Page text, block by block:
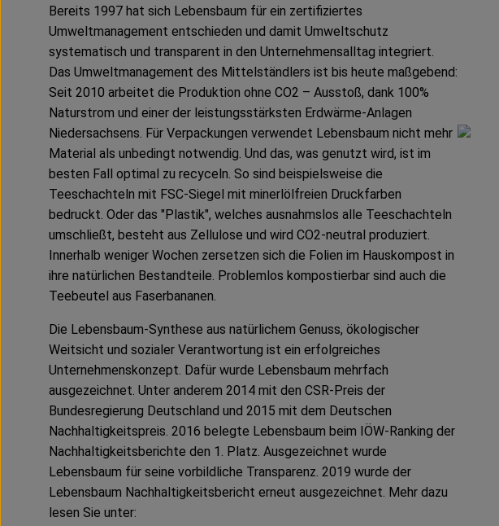
Bereits 1997 hat sich Lebensbaum für ein zertifiziertes
Umweltmanagement entschieden und damit Umweltschutz
systematisch und transparent in den Unternehmensalltag integriert.
Das Umweltmanagement des Mittelständlers ist bis heute maßgebend:
Seit 2010 arbeitet die Produktion ohne CO2 – Ausstoß, dank 100%
Naturstrom und einer der leistungsstärksten Erdwärme-Anlagen
Niedersachsens. Für Verpackungen verwendet Lebensbaum nicht mehr
Material als unbedingt notwendig. Und das, was genutzt wird, ist im
besten Fall optimal zu recyceln. So sind beispielsweise die
Teeschachteln mit FSC-Siegel mit minerlölfreien Druckfarben
bedruckt. Oder das "Plastik", welches ausnahmslos alle Teeschachteln
umschließt, besteht aus Zellulose und wird CO2-neutral produziert.
Innerhalb weniger Wochen zersetzen sich die Folien im Hauskompost in
ihre natürlichen Bestandteile. Problemlos kompostierbar sind auch die
Teebeutel aus Faserbananen.
Die Lebensbaum-Synthese aus natürlichem Genuss, ökologischer
Weitsicht und sozialer Verantwortung ist ein erfolgreiches
Unternehmenskonzept. Dafür wurde Lebensbaum mehrfach
ausgezeichnet. Unter anderem 2014 mit den CSR-Preis der
Bundesregierung Deutschland und 2015 mit dem Deutschen
Nachhaltigkeitspreis. 2016 belegte Lebensbaum beim IÖW-Ranking der
Nachhaltigkeitsberichte den 1. Platz. Ausgezeichnet wurde
Lebensbaum für seine vorbildliche Transparenz. 2019 wurde der
Lebensbaum Nachhaltigkeitsbericht erneut ausgezeichnet. Mehr dazu
lesen Sie unter: